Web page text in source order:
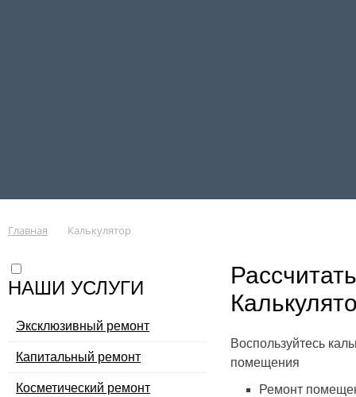
Главная Калькулятор
НАШИ УСЛУГИ
Эксклюзивный ремонт
Капитальный ремонт
Косметический ремонт
Воспользуйтесь
помещения
Ремонт